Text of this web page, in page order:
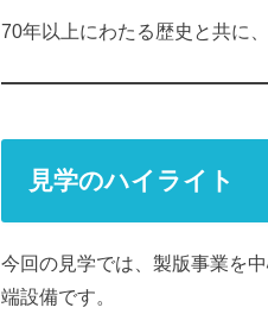
70年以上にわたる歴史と共に
見学のハイライト
今回の見学では、製版事業を
端設備です。